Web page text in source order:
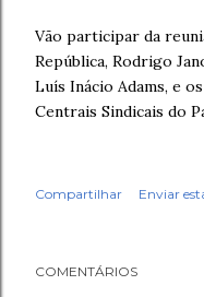
Vão participar da
República, Rodrigo
Luís Inácio Adams, e
Centrais Sindicais do
Compartilhar Enviar
COMENTÁRIOS